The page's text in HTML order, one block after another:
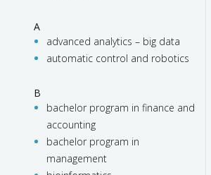
A
advanced analytics – big data
automatic control and robotics
B
bachelor program in finance and
accounting
bachelor program in
management